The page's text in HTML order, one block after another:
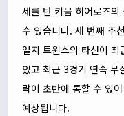
세를 탄 키움 히어로즈
수 있습니다. 세 번째 추
엘지 트윈스의 타선이
있고 최근 3경기 연속 무
략이 초반에 통할 수 있
예상됩니다.